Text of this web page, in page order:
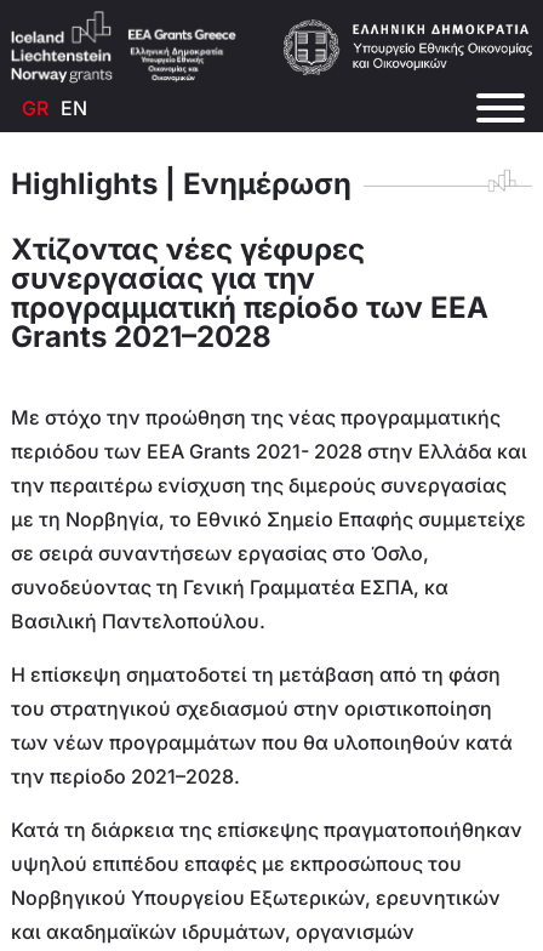
GR EN
Highlights| Ενημέρωση
Χτίζοντας νέες γέφυρες
συνεργασίας για την
προγραμματική περίοδο των EEA
Grants 2021–2028
Με στόχο την προώθηση της νέας προγραμματικής
περιόδου των EEA Grants 2021- 2028 στην Ελλάδα και
την περαιτέρω ενίσχυση της διμερούς συνεργασίας
με τη Νορβηγία, το Εθνικό Σημείο Επαφής συμμετείχε
σε σειρά συναντήσεων εργασίας στο Όσλο,
συνοδεύοντας τη Γενική Γραμματέα ΕΣΠΑ, κα
Βασιλική Παντελοπούλου.
Η επίσκεψη σηματοδοτεί τη μετάβαση από τη φάση
του στρατηγικού σχεδιασμού στην οριστικοποίηση
των νέων προγραμμάτων που θα υλοποιηθούν κατά
την περίοδο 2021–2028.
Κατά τη διάρκεια της επίσκεψης πραγματοποιήθηκαν
υψηλού επιπέδου επαφές με εκπροσώπους του
Νορβηγικού Υπουργείου Εξωτερικών, ερευνητικών
και ακαδημαϊκών ιδρυμάτων, οργανισμών